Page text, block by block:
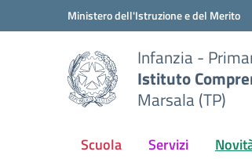
Vai ai contenuti
Vai al menu di navigazioneMinistero dell'Istruzione e del Merito
Infanzia -
Istituto
Marsala (TP)
Scuola Servizi